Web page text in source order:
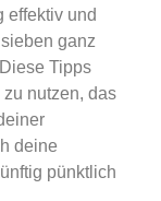
effektiv und
ganz
Tipps
nutzen, das
deine
pünktlich